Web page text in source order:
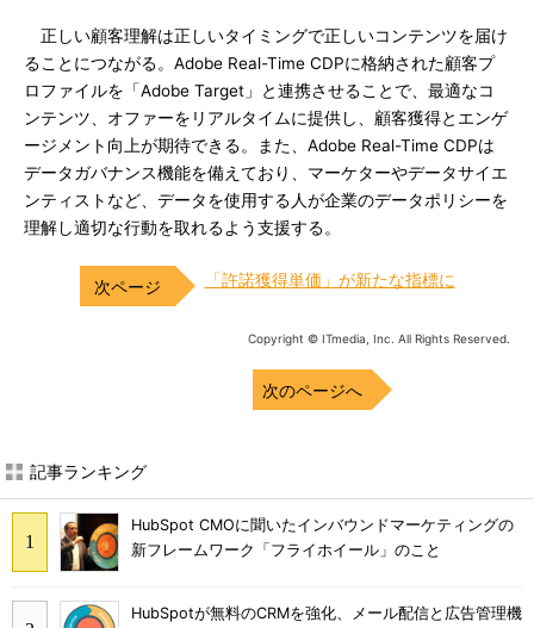
正しい顧客理解は正しいタイミングで正しいコンテンツを届け
ることにつながる。Adobe Real-Time CDPに格納された顧客プ
ロファイルを「Adobe Target」と連携させることで、最適なコ
ンテンツ、オファーをリアルタイムに提供し、顧客獲得とエンゲ
ージメント向上が期待できる。また、Adobe Real-Time CDPは
データガバナンス機能を備えており、マーケターやデータサイエ
ンティストなど、データを使用する人が企業のデータポリシーを
理解し適切な行動を取れるよう支援する。
「許諾獲得単価」が新たな指標に
Copyright © ITmedia, Inc. All Rights Reserved.
次のページへ
記事ランキング
HubSpot CMOに聞いたインバウンドマーケティングの
新フレームワーク「フライホイール」のこと
HubSpotが無料のCRMを強化、メール配信と広告管理機